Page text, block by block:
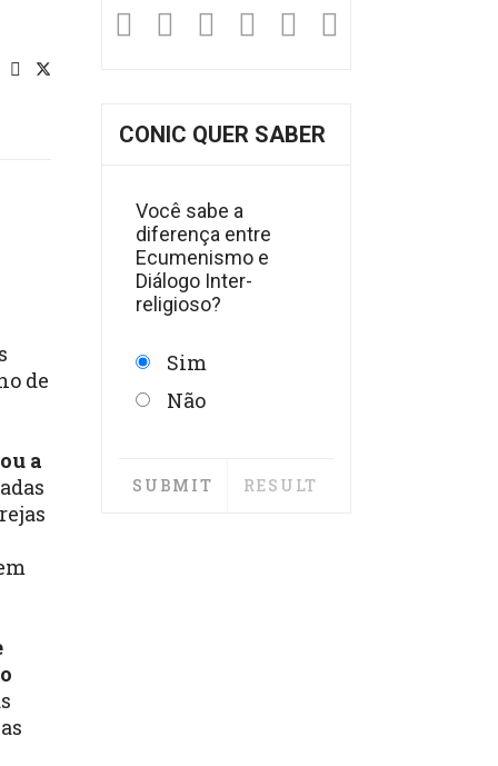
de
a
Facebook
Twitter
Instagram
YouTube
Fickr
CONIC QUER SABER
Você sabe a
diferença entre
Ecumenismo e
Diálogo Inter-
religioso?
Sim
Não